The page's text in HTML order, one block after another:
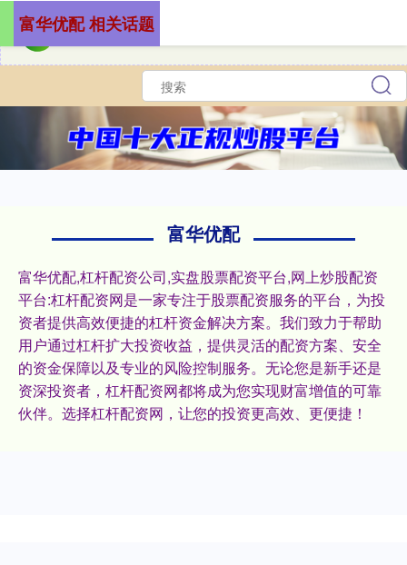
富华优配
富华优配,杠杆配资公司,实盘股票配资平台,网上炒股配资
平台:杠杆配资网是一家专注于股票配资服务的平台，为投
资者提供高效便捷的杠杆资金解决方案。我们致力于帮助
用户通过杠杆扩大投资收益，提供灵活的配资方案、安全
的资金保障以及专业的风险控制服务。无论您是新手还是
资深投资者，杠杆配资网都将成为您实现财富增值的可靠
伙伴。选择杠杆配资网，让您的投资更高效、更便捷！
富华优配 相关话题